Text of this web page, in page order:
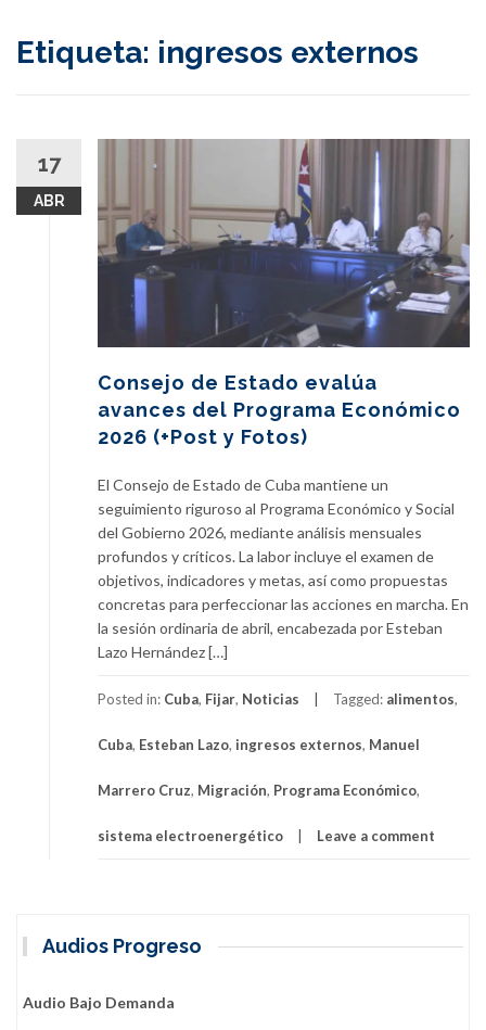
Etiqueta: ingresos externos
17
ABR
Consejo de Estado evalúa
avances del Programa Económico
2026 (+Post y Fotos)
El Consejo de Estado de Cuba mantiene un
seguimiento riguroso al Programa Económico y Social
del Gobierno 2026, mediante análisis mensuales
profundos y críticos. La labor incluye el examen de
objetivos, indicadores y metas, así como propuestas
concretas para perfeccionar las acciones en marcha. En
la sesión ordinaria de abril, encabezada por Esteban
Lazo Hernández […]
Posted in: Cuba, Fijar, Noticias Tagged: alimentos,
Cuba, Esteban Lazo, ingresos externos, Manuel
Marrero Cruz, Migración, Programa Económico,
sistema electroenergético Leave a comment
Audios Progreso
Audio Bajo Demanda